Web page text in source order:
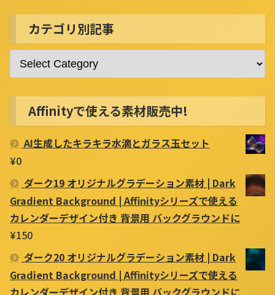
カテゴリ別記事
Affinityで使える素材販売中!
AI生成したキラキラ水滴とガラス玉セット
¥0
ダーク19 オリジナルグラデーション素材 | Dark
Gradient Background | Affinityシリーズで使える
カレンダーデザイン付き 背景用 バックグラウンドに
¥150
ダーク20 オリジナルグラデーション素材 | Dark
Gradient Background | Affinityシリーズで使える